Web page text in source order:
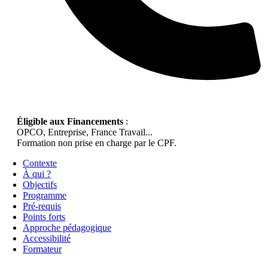
Éligible aux Financements :
OPCO, Entreprise, France Travail...
Formation non prise en charge par le CPF.
Contexte
À qui ?
Objectifs
Programme
Pré-requis
Points forts
Approche pédagogique
Accessibilité
Formateur